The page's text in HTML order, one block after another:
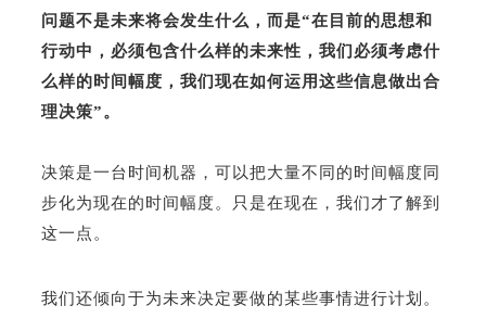
问题不是未来将会发生什么，而是“在目前的思想和
行动中，必须包含什么样的未来性，我们必须考虑什
么样的时间幅度，我们现在如何运用这些信息做出合
理决策”。
决策是一台时间机器，可以把大量不同的时间幅度同
步化为现在的时间幅度。只是在现在，我们才了解到
这一点。
我们还倾向于为未来决定要做的某些事情进行计划。